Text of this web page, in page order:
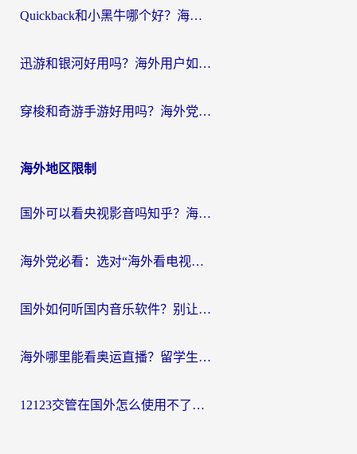
Quickback和小黑牛哪个好？海外党亲测指南，选对回国加速器秒回国内
迅游和银河好用吗？海外用户如何选择回国加速器实现无缝访问国内资源
穿梭和奇游手游好用吗？海外党亲测3款回国加速器，附蜜蜂加速器七天试用攻略
海外地区限制
国外可以看央视影音吗知乎？海外党亲测有效的回国加速方案
海外党必看：选对“海外看电视剧软件”，再也不用愁国内剧刷不了
国外如何听国内音乐软件？别让地域限制，断了你的中文歌单
海外哪里能看奥运直播？留学生&海外华人必看的体育赛事观赛终极指南
12123交管在国外怎么使用不了？海外华人必看的无缝访问国内资源指南